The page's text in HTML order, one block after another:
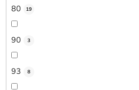
80 19
90 3
93 8